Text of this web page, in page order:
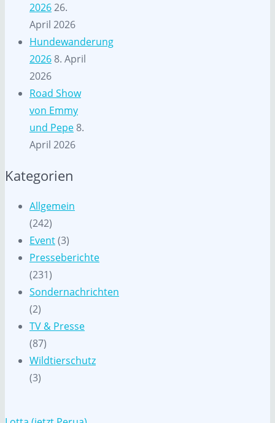
202626.
April 2026
Hundewanderung
2026 8. April
2026
Road Show
von Emmy
und Pepe 8.
April 2026
Kategorien
Allgemein
(242)
Event(3)
Presseberichte
(231)
Sondernachrichten
(2)
TV & Presse
(87)
Wildtierschutz
(3)